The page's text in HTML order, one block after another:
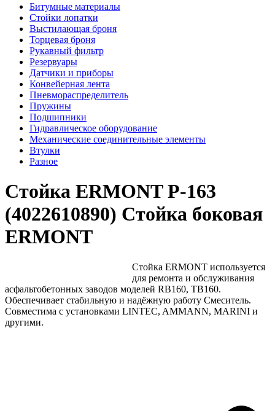
Битумные материалы
Стойки лопатки
Выстилающая броня
Торцевая броня
Рукавный фильтр
Резервуары
Датчики и приборы
Конвейерная лента
Пневмораспределитель
Пружины
Подшипники
Гидравлическое оборудование
Механические соединительные элементы
Втулки
Разное
Стойка ERMONT Р-163
(4022610890) Стойка боковая
ERMONT
Стойка ERMONT используется
для ремонта и обслуживания
асфальтобетонных заводов моделей RB160, TB160.
Обеспечивает стабильную и надёжную работу Смеситель.
Совместима с установками LINTEC, AMMANN, MARINI и
другими.